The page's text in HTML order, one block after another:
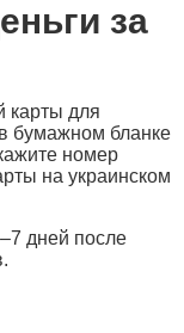
за
карты для
бумажном бланке
номер
на украинском
дней после